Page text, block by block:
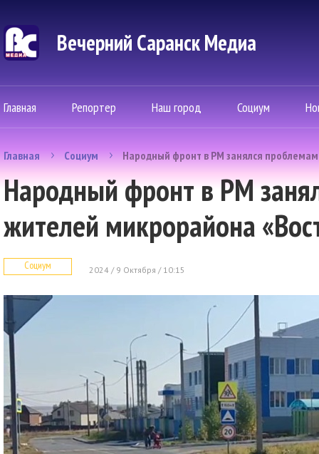
Вечерний Саранск Mедиа
Главная Репортер Наш город Социум
Главная Социум Народный фронт в РМ занялся
Народный фронт в РМ
жителей микрорайона
Социум 2024 / 9 Октября / 10:15